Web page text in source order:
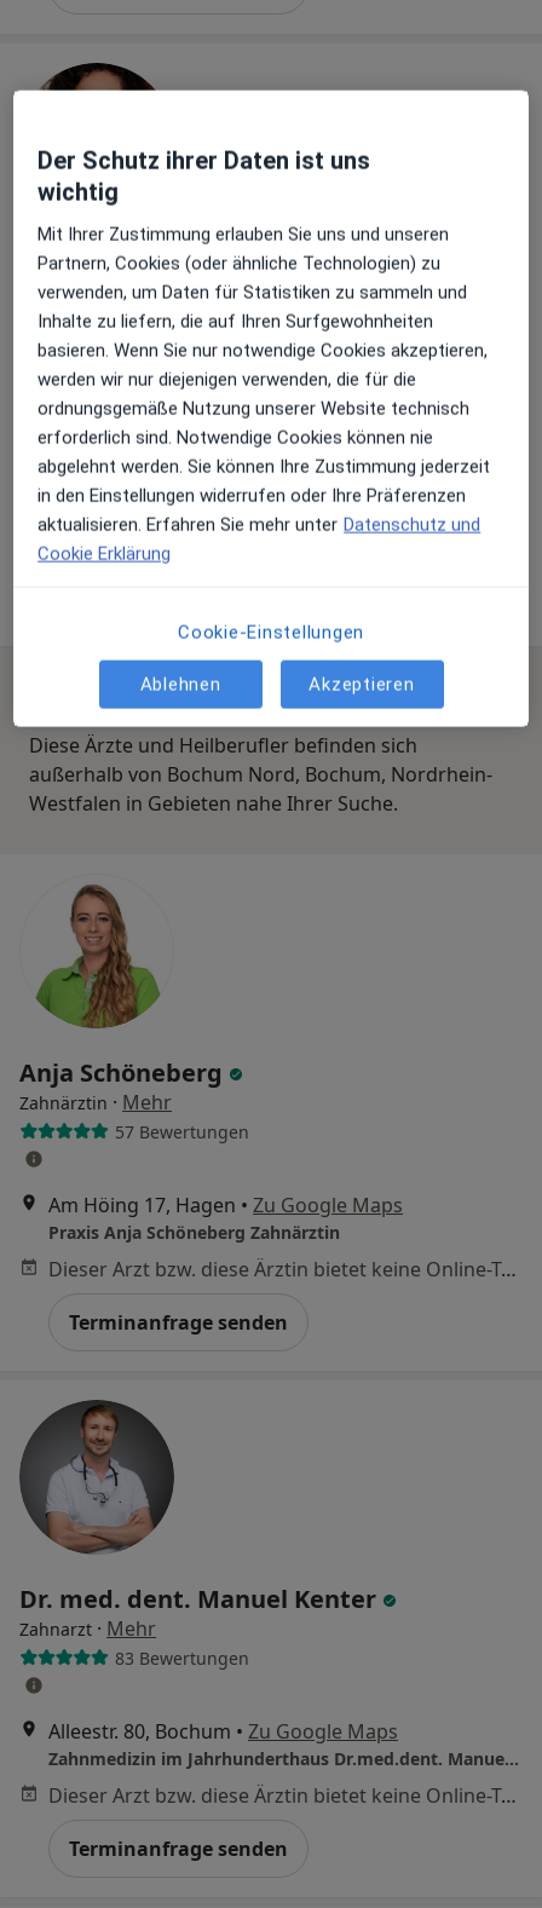
Dr. med. dent. Adriana Glodan
Zahnärztin·Mehr
27 Bewertungen
Adresse Videosprechstunde
Hellweg 5, Bochum• Zu Google Maps
Praxis Dr.med.dent. Adriana Glodan Zahnärztin
Ärzte und Heilberufler verfügbar
Diese Ärzte und Heilberufler befinden sich
außerhalb von Bochum Nord, Bochum, Nordrhein-
Westfalen in Gebieten nahe Ihrer Suche.
Anja Schöneberg
Zahnärztin · Mehr
57 Bewertungen
Am Höing 17, Hagen • Zu Google Maps
Praxis Anja Schöneberg Zahnärztin
Dieser Arzt bzw. diese Ärztin bietet keine Online-Terminbuchung an diesem Standort an.
Terminanfrage senden
Dr. med. dent. Manuel Kenter
Zahnarzt · Mehr
83 Bewertungen
Alleestr. 80, Bochum • Zu Google Maps
Zahnmedizin im Jahrhunderthaus Dr.med.dent. Manuel Kenter und Björn Kenter
Dieser Arzt bzw. diese Ärztin bietet keine Online-Terminbuchung an diesem Standort an.
Terminanfrage senden
Der Schutz ihrer Daten ist uns
wichtig
Mit Ihrer Zustimmung erlauben Sie uns und unseren
Partnern, Cookies (oder ähnliche Technologien) zu
verwenden, um Daten für Statistiken zu sammeln und
Inhalte zu liefern, die auf Ihren Surfgewohnheiten
basieren. Wenn Sie nur notwendige Cookies akzeptieren,
werden wir nur diejenigen verwenden, die für die
ordnungsgemäße Nutzung unserer Website technisch
erforderlich sind. Notwendige Cookies können nie
abgelehnt werden. Sie können Ihre Zustimmung jederzeit
in den Einstellungen widerrufen oder Ihre Präferenzen
aktualisieren. Erfahren Sie mehr unter Datenschutz und
Cookie Erklärung
Cookie-Einstellungen
Ablehnen Akzeptieren